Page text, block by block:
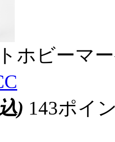
ホビーマ
) 143ポイ